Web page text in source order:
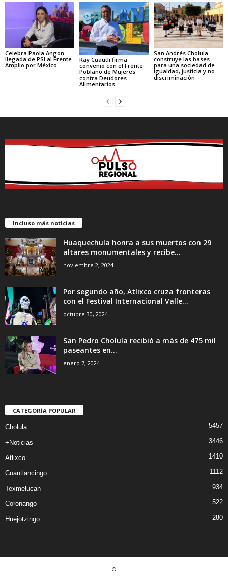
Celebra Paola Angon
llegada de PSI al Frente
Amplio por México
Ray Cuautli firma
convenio con el Frente
Poblano de Mujeres
contra Deudores
Alimentarios
San Andrés Cholula
construye las bases
para una sociedad de
igualdad, justicia y no
discriminación
Incluso más noticias
Huaquechula honra a sus muertos con 29
altares monumentales y recibe...
noviembre 2, 2024
Por segundo año, Atlixco cruza fronteras
con el Festival Internacional Valle...
octubre 30, 2024
San Pedro Cholula recibió a más de 475 mil
paseantes en...
enero 7, 2024
CATEGORÍA POPULAR
Cholula 5457
+Noticias 3446
Atlixco 1410
Cuautlancingo 1112
Texmelucan 934
Coronango 522
Huejotzingo 280
©